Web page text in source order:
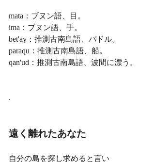
mata：ブヌン語、目。
ima：ブヌン語、手。
bet'ay：推測古南島語、パドル。
paraqu：推測古南島語、船。
qan'ud：推測古南島語、波間に漂う。
.
遠く離れたあなた
自分の島を探し求めると言い